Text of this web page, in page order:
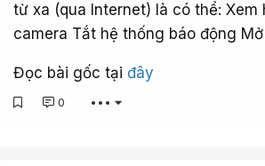
từ xa (qua Internet) là có thể: Xem
camera Tắt hệ thống báo động
Đọc bài gốc tại đây
0 •••